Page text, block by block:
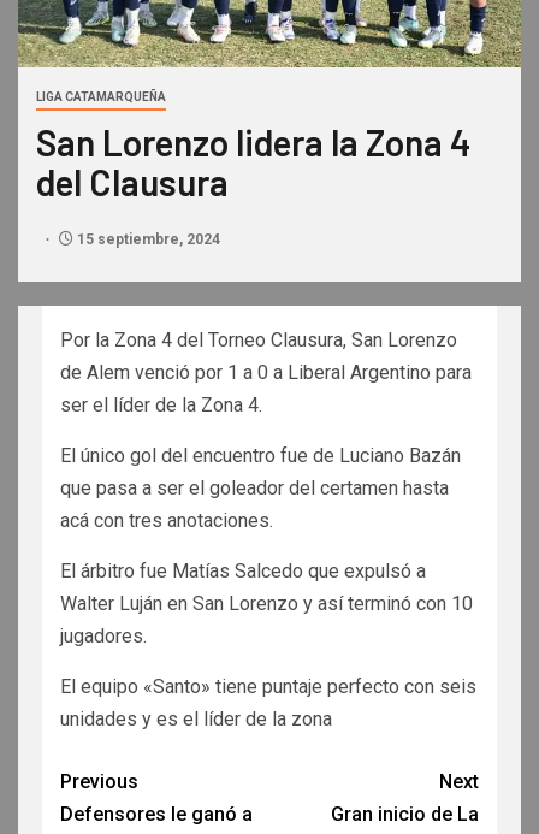
LIGA CATAMARQUEÑA
San Lorenzo lidera la Zona 4
del Clausura
15 septiembre, 2024
Por la Zona 4 del Torneo Clausura, San Lorenzo
de Alem venció por 1 a 0 a Liberal Argentino para
ser el líder de la Zona 4.
El único gol del encuentro fue de Luciano Bazán
que pasa a ser el goleador del certamen hasta
acá con tres anotaciones.
El árbitro fue Matías Salcedo que expulsó a
Walter Luján en San Lorenzo y así terminó con 10
jugadores.
El equipo «Santo» tiene puntaje perfecto con seis
unidades y es el líder de la zona
Previous
Defensores le ganó a
Next
Gran inicio de La